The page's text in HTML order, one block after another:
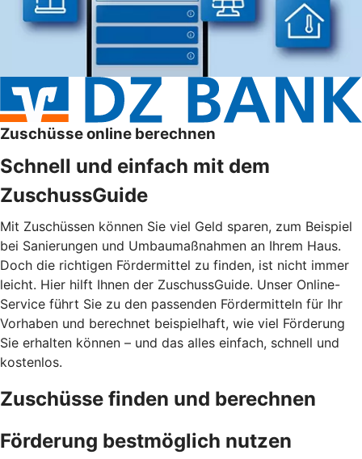
Zuschüsse online berechnen
Schnell und einfach mit dem
ZuschussGuide
Mit Zuschüssen können Sie viel Geld sparen, zum Beispiel
bei Sanierungen und Umbaumaßnahmen an Ihrem Haus.
Doch die richtigen Fördermittel zu finden, ist nicht immer
leicht. Hier hilft Ihnen der ZuschussGuide. Unser Online-
Service führt Sie zu den passenden Fördermitteln für Ihr
Vorhaben und berechnet beispielhaft, wie viel Förderung
Sie erhalten können – und das alles einfach, schnell und
kostenlos.
Zuschüsse finden und berechnen
Förderung bestmöglich nutzen